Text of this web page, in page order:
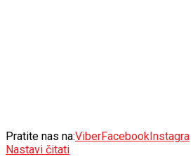
Pratite nas na:ViberFacebookInstagra
Nastavi čitati